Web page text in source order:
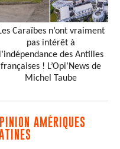
Caraïbes n’ont vraiment
pas intérêt à
l’indépendance des Antilles
françaises ! L’Opi’News de
Michel Taube
AMÉRIQUES